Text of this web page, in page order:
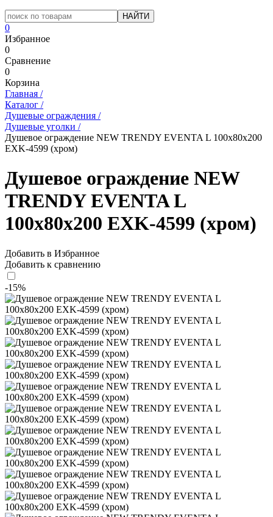
0
Избранное
0
Сравнение
0
Корзина
Главная /
Каталог /
Душевые ограждения /
Душевые уголки /
Душевое ограждение NEW TRENDY EVENTA L 100x80x200
EXK-4599 (хром)
Душевое ограждение NEW
TRENDY EVENTA L
100x80x200 EXK-4599 (хром)
Добавить в Избранное
Добавить к сравнению
-15%